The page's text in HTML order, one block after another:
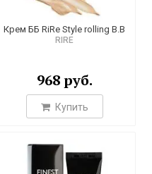
Крем ББ RiRe Style rolling B.B
RIRE
968 руб.
Купить